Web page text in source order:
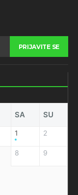
PRIJAVITE SE
SA SU
1 2
8 9